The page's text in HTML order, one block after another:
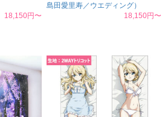
18,150円〜
島田愛里寿／ウエディング）
18,150円〜